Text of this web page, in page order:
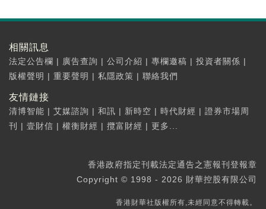
相關訊息
法定公告欄 | 廣告查詢 | 公司介紹 | 專欄邀稿 | 投資者關係 |
版權聲明 | 重要聲明 | 私隱政策 | 聯絡我們
友情鏈接
清博智能 | 艾媒諮詢 | 和訊 | 新時空 | 時代財經 | 證券市場周
刊
| 壹財信 | 權衡財經 | 攬富財經 | 更多...
香港政府指定刊載法定通告之憲報刊登報章
Copyright © 1998 - 2026 財華控股有限公司
香港財華社版權所有,未經同意不得轉載。